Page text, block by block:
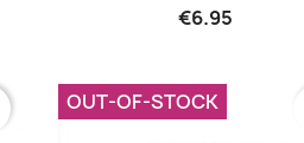
€6.95
OUT-OF-STOCK